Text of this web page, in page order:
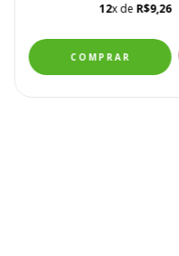
12x de R$9,26